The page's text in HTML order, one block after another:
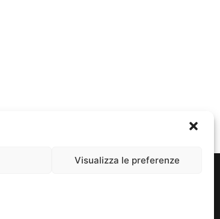
Visualizza le preferenze